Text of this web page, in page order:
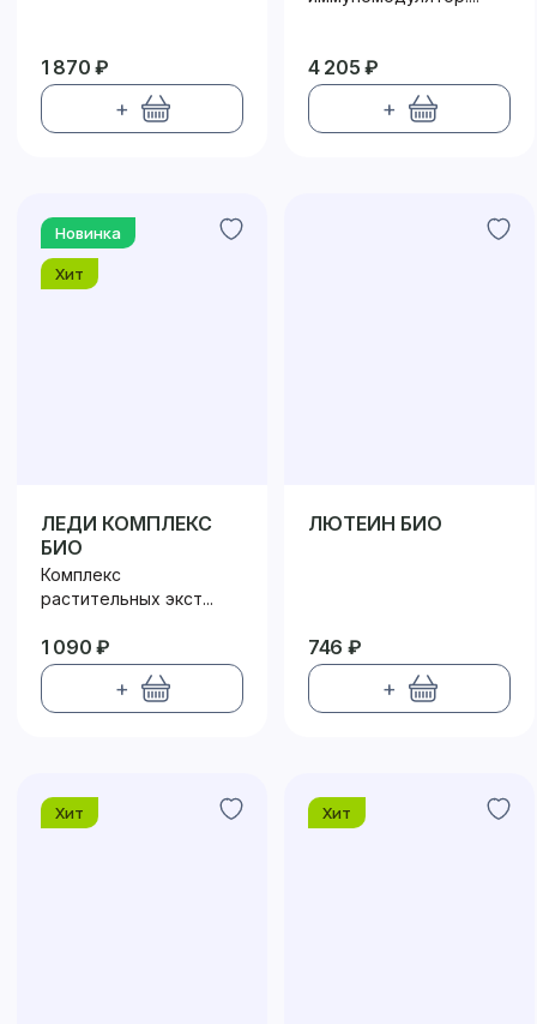
1 870 ₽
+
4 205 ₽
+
Новинка
Хит
ЛЕДИ КОМПЛЕКС
БИО
Комплекс
растительных экст...
1 090 ₽
+
ЛЮТЕИН БИО
746 ₽
+
Хит Хит